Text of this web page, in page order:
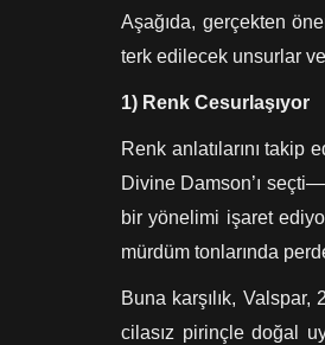
Aşağıda, gerçekten
terk edilecek unsurlar
1) Renk Cesurlaşıyor
Renk anlatılarını takip
Divine Damson’ı
bir yönelimi işaret
mürdüm tonlarında
Buna karşılık,
cilasız pirinçle doğal